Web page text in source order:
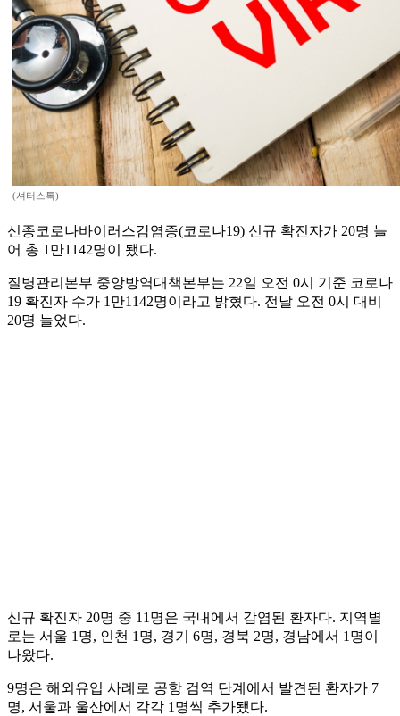
(셔터스톡)
신종코로나바이러스감염증(코로나19) 신규 확진자가 20명 늘
어 총 1만1142명이 됐다.
질병관리본부 중앙방역대책본부는 22일 오전 0시 기준 코로나
19 확진자 수가 1만1142명이라고 밝혔다. 전날 오전 0시 대비
20명 늘었다.
신규 확진자 20명 중 11명은 국내에서 감염된 환자다. 지역별
로는 서울 1명, 인천 1명, 경기 6명, 경북 2명, 경남에서 1명이
나왔다.
9명은 해외유입 사례로 공항 검역 단계에서 발견된 환자가 7
명, 서울과 울산에서 각각 1명씩 추가됐다.